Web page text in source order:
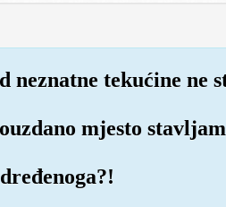
neznatne tekućine ne
mjesto